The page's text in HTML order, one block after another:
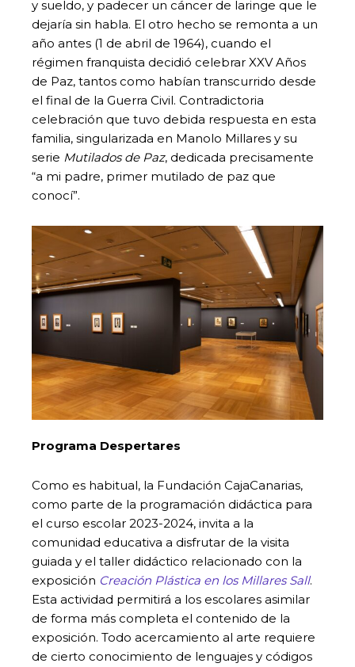
y sueldo, y padecer un cáncer de laringe que le
dejaría sin habla. El otro hecho se remonta a un
año antes (1 de abril de 1964), cuando el
régimen franquista decidió celebrar XXV Años
de Paz, tantos como habían transcurrido desde
el final de la Guerra Civil. Contradictoria
celebración que tuvo debida respuesta en esta
familia, singularizada en Manolo Millares y su
serie Mutilados de Paz, dedicada precisamente
“a mi padre, primer mutilado de paz que
conocí”.
Programa Despertares
Como es habitual, la Fundación CajaCanarias,
como parte de la programación didáctica para
el curso escolar 2023-2024, invita a la
comunidad educativa a disfrutar de la visita
guiada y el taller didáctico relacionado con la
exposición Creación Plástica en los Millares Sall.
Esta actividad permitirá a los escolares asimilar
de forma más completa el contenido de la
exposición. Todo acercamiento al arte requiere
de cierto conocimiento de lenguajes y códigos